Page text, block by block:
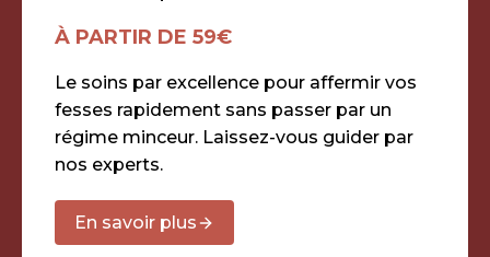
À PARTIR DE 59€
Le soins par excellence pour affermir vos
fesses rapidement sans passer par un
régime minceur. Laissez-vous guider par
nos experts.
En savoir plus